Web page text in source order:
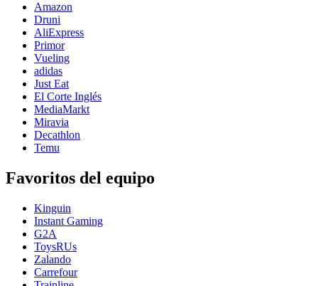
Amazon
Druni
AliExpress
Primor
Vueling
adidas
Just Eat
El Corte Inglés
MediaMarkt
Miravia
Decathlon
Temu
Favoritos del equipo
Kinguin
Instant Gaming
G2A
ToysRUs
Zalando
Carrefour